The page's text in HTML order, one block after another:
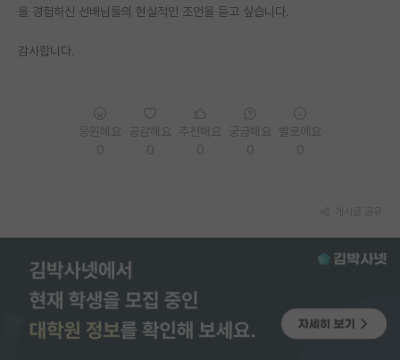
을 경험하신 선배님들의 현실적인 조언을 듣고 싶습니다.
감사합니다.